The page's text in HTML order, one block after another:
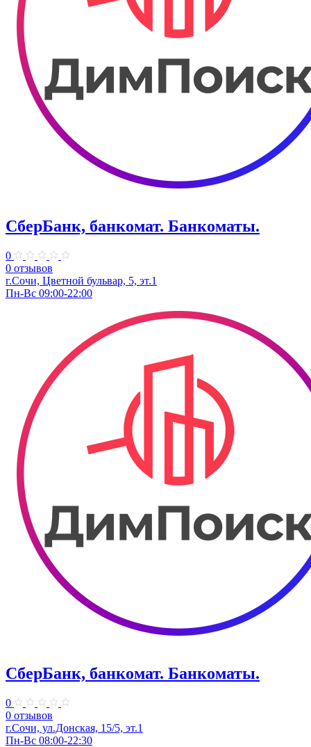
СберБанк, банкомат. Банкоматы.
0
0 отзывов
г.Сочи, ​Цветной бульвар, 5, эт.1
Пн-Вс 09:00-22:00
СберБанк, банкомат. Банкоматы.
0
0 отзывов
г.Сочи, ул.​Донская, 15/5, эт.1
Пн-Вс 08:00-22:30